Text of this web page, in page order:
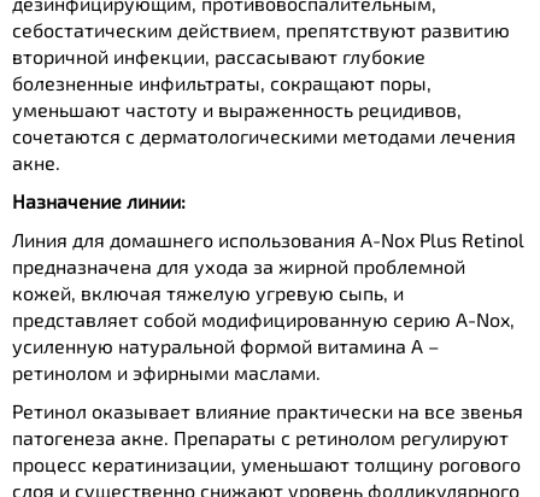
себостатическим действием, препятствуют развитию
вторичной инфекции, рассасывают глубокие
болезненные инфильтраты, сокращают поры,
уменьшают частоту и выраженность рецидивов,
сочетаются с дерматологическими методами лечения
акне.
Назначение линии:
Линия для домашнего использования A-Nox Plus Retinol
предназначена для ухода за жирной проблемной
кожей, включая тяжелую угревую сыпь, и
представляет собой модифицированную серию A-Nox,
усиленную натуральной формой витамина А –
ретинолом и эфирными маслами.
Ретинол оказывает влияние практически на все звенья
патогенеза акне. Препараты с ретинолом регулируют
процесс кератинизации, уменьшают толщину рогового
слоя и существенно снижают уровень фолликулярного